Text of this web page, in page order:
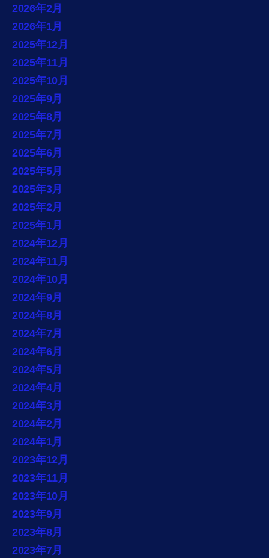
2026年2月
2026年1月
2025年12月
2025年11月
2025年10月
2025年9月
2025年8月
2025年7月
2025年6月
2025年5月
2025年3月
2025年2月
2025年1月
2024年12月
2024年11月
2024年10月
2024年9月
2024年8月
2024年7月
2024年6月
2024年5月
2024年4月
2024年3月
2024年2月
2024年1月
2023年12月
2023年11月
2023年10月
2023年9月
2023年8月
2023年7月